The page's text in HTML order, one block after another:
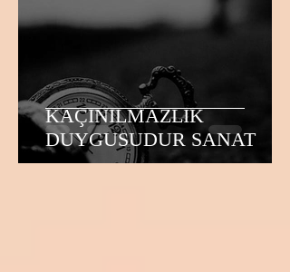
KAÇINILMAZLIK
DUYGUSUDUR SANAT